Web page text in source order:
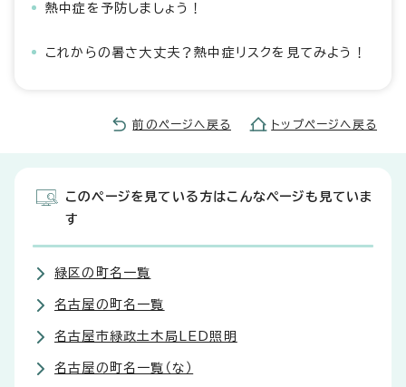
熱中症を予防しましょう！
これからの暑さ大丈夫？熱中症リスクを見てみよう！
前のページへ戻る トップページへ戻る
このページを見ている方はこんなページも見ていま
す
緑区の町名一覧
名古屋の町名一覧
名古屋市緑政土木局LED照明
名古屋の町名一覧（な）